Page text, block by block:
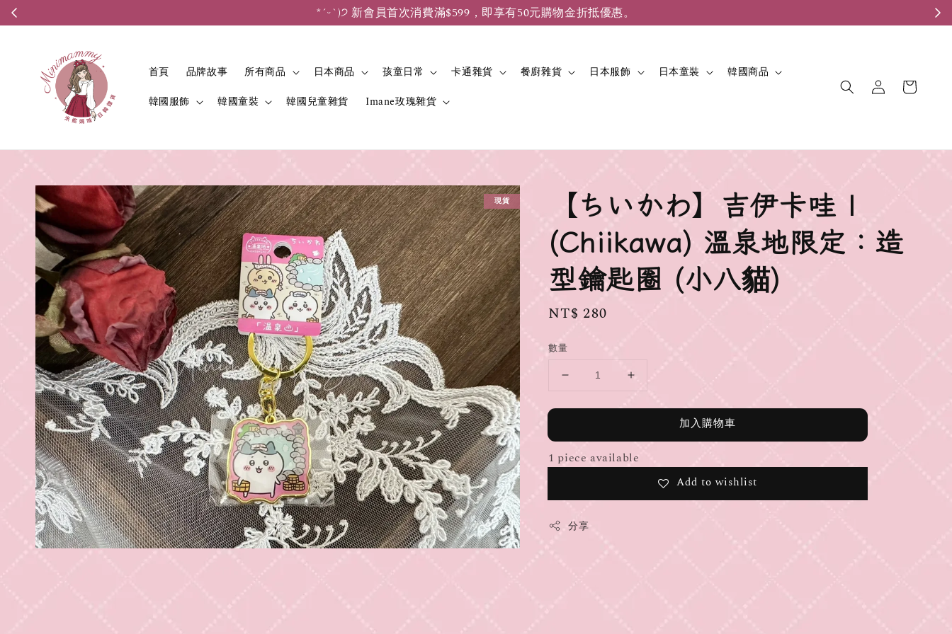
*ˊᵕˋ)੭ 新會員首次消費滿$599，即享有50元購物金折抵優惠。
首頁 品牌故事 所有商品 日本商品 孩童日常 卡通雜貨 餐廚雜貨 日本服飾 日本童裝
韓國商品
韓國服飾
韓國童裝 韓國兒童雜貨 Imane玫瑰雜貨
現貨
【ちいかわ】吉伊卡哇 |
(Chiikawa) 溫泉地限定：造
型鑰匙圈 (小八貓)
Regular
NT$ 280
數量
加入購物車
1 piece available
Add to wishlist
分享